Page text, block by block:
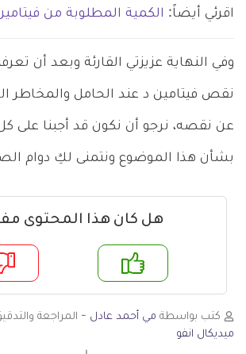
اقرئي أيضاً: الكمية المطلوبة من
وفي النهاية عزيزتي القارئة وبعد أن
نقص فيتامين د عند الحامل والمخاطر
عن نقصه، نرجو أن نكون قد أجبنا على
بشأن هذا الموضوع ونتمنى لكِ دوام
هل كان هذا المحتوى
لا
كتب بواسطة مي أحمد عادل - المراجعة
ميديكال انفو